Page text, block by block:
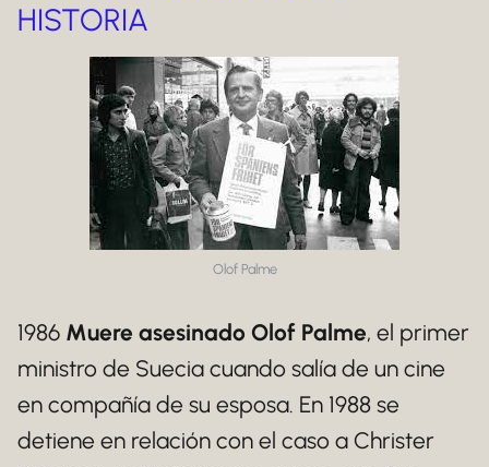
HISTORIA
Olof Palme
1986 Muere asesinado Olof Palme, el primer
ministro de Suecia cuando salía de un cine
en compañía de su esposa. En 1988 se
detiene en relación con el caso a Christer